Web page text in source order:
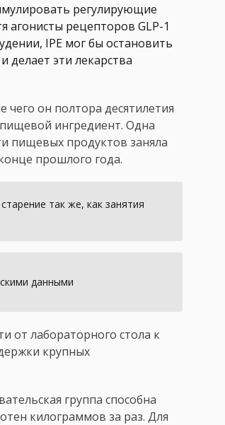
регулирующие
агонисты рецепторов GLP-1
IPE мог бы остановить
эти лекарства
он полтора десятилетия
ингредиент. Одна
пищевых продуктов заняла
прошлого года.
так же, как занятия
данными
от лабораторного стола к
крупных
группа способна
килограммов за раз. Для